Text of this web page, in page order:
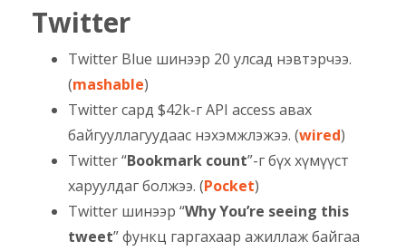
Twitter
Twitter Blue шинээр 20 улсад нэвтэрчээ.
(mashable)
Twitter сард $42k-г API access авах
байгууллагуудаас нэхэмжлэжээ. (wired)
Twitter “Bookmark count”-г бүх хүмүүст
харуулдаг болжээ. (Pocket)
Twitter шинээр “Why You’re seeing this
tweet” функц гаргахаар ажиллаж байгаа